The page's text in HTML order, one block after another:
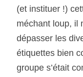
(et instituer !)
méchant loup, il
dépasser les
étiquettes bien
groupe s’était